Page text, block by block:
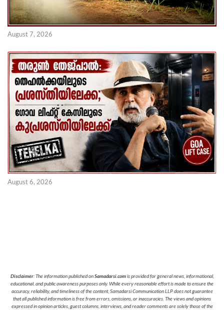
August 7, 2026
August 6, 2026
Disclaimer: The information published onSamadarsi.comis provided for general news, informational,
educational, and public awareness purposes only. While every reasonable effort is made to ensure the
accuracy, reliability, and timeliness of the content, Samadarsi Communication LLP does not guarantee
that all published information is free from errors, omissions, or inaccuracies. The views and opinions
expressed in opinion articles, guest columns, interviews, and reader comments are solely those of the